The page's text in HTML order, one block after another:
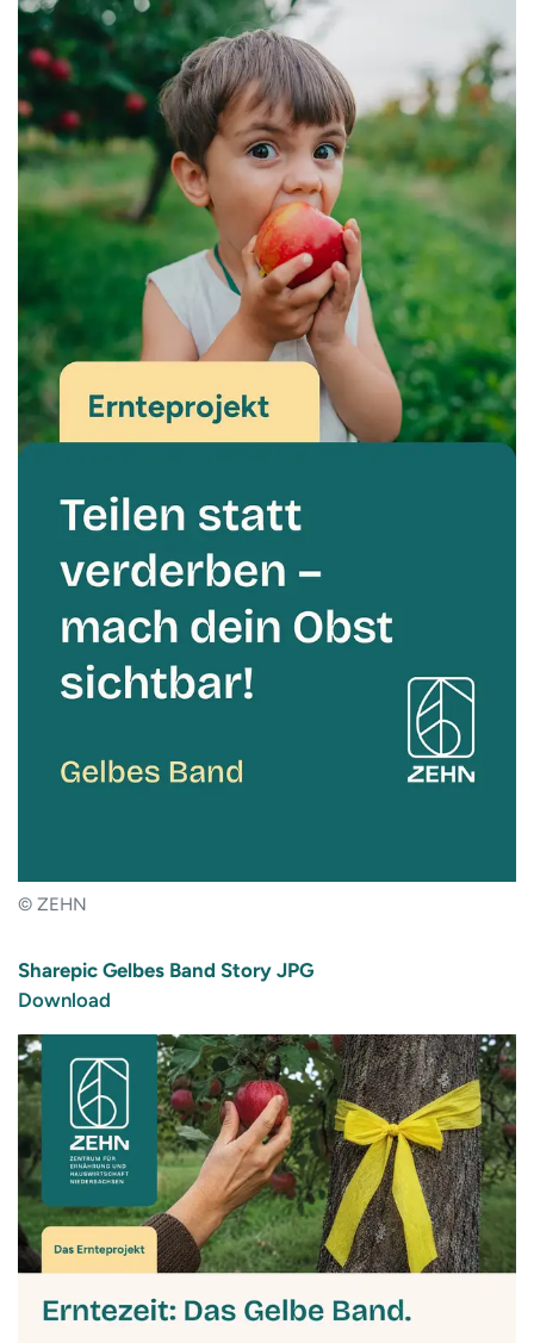
© ZEHN
Sharepic Gelbes Band Story JPG
Download